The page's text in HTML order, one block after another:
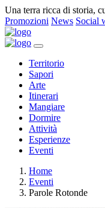
Una terra ricca di storia,
Promozioni News Social
Territorio
Sapori
Arte
Itinerari
Mangiare
Dormire
Attività
Esperienze
Eventi
Home
Eventi
Parole Rotonde